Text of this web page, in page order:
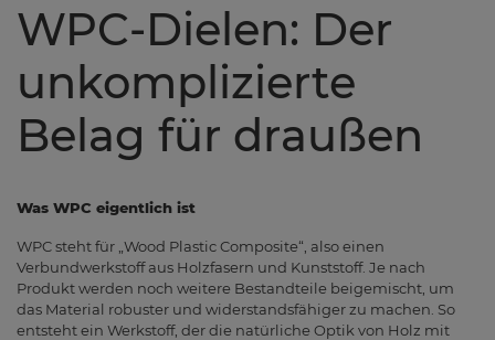
WPC-Dielen: Der
unkomplizierte
Belag für draußen
Was WPC eigentlich ist
WPC steht für „Wood Plastic Composite“, also einen
Verbundwerkstoff aus Holzfasern und Kunststoff. Je nach
Produkt werden noch weitere Bestandteile beigemischt, um
das Material robuster und widerstandsfähiger zu machen. So
entsteht ein Werkstoff, der die natürliche Optik von Holz mit